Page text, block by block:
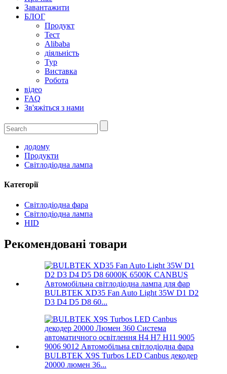
Завантажити
БЛОГ
Продукт
Тест
Alibaba
діяльність
Тур
Виставка
Робота
відео
FAQ
Зв'яжіться з нами
додому
Продукти
Світлодіодна лампа
Категорії
Світлодіодна фара
Світлодіодна лампа
HID
Рекомендовані товари
BULBTEK XD35 Fan Auto Light 35W D1 D2
D3 D4 D5 D8 60...
BULBTEK X9S Turbos LED Canbus декодер
20000 люмен 36...